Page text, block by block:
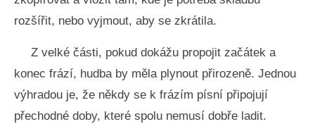
rozšířit, nebo vyjmout, aby se zkrátila.
Z velké části, pokud dokážu propojit začátek a
konec frází, hudba by měla plynout přirozeně. Jednou
výhradou je, že někdy se k frázím písní připojují
přechodné doby, které spolu nemusí dobře ladit.